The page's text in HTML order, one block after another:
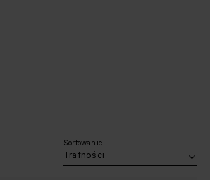
Sortowanie
Trafności